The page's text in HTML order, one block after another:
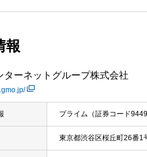
報
ターネットグループ株式会社
プライム（証券コード9449
東京都渋谷区桜丘町26番1